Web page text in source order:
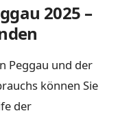
2025 –
Peggau und der
können Sie
der